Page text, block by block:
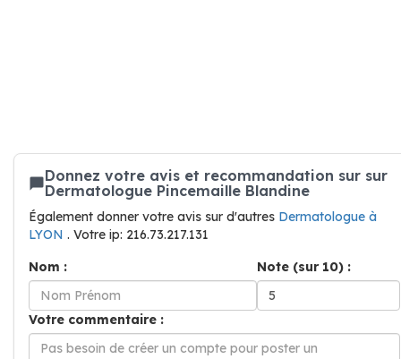
Donnez votre avis et recommandation sur sur
Dermatologue Pincemaille Blandine
Également donner votre avis sur d'autres Dermatologue à
LYON . Votre ip: 216.73.217.131
Nom :
Note (sur 10) :
Votre commentaire :